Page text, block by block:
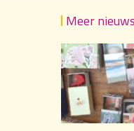
Meer nieuws